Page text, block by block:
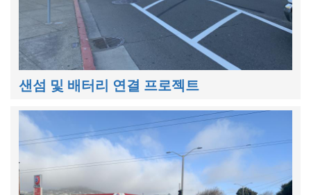
샌섬 및 배터리 연결 프로젝트